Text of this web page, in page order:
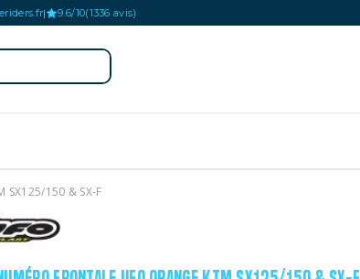
| 9.6/10(1336 avis)
150 & SX-F